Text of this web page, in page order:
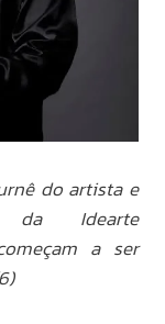
do artista e
da Idearte
a ser